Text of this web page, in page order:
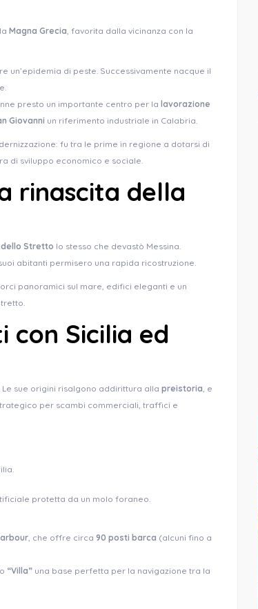
Magna Grecia, favorita dalla vicinanza con la
un’epidemia di peste. Successivamente nacque il
presto un importante centro per la lavorazione
Giovanni un riferimento industriale in Calabria.
fu tra le prime in regione a dotarsi di
di sviluppo economico e sociale.
rinascita della
Stretto lo stesso che devastò Messina.
abitanti permisero una rapida ricostruzione.
panoramici sul mare, edifici eleganti e un
con Sicilia ed
sue origini risalgono addirittura alla preistoria, e
per scambi commerciali, traffici e
protetta da un molo foraneo.
, che offre circa 90 posti barca (alcuni fino a
“Villa” una base perfetta per la navigazione tra la